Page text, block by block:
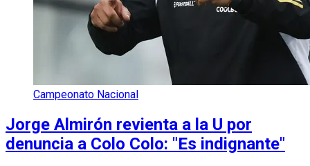
Campeonato Nacional
Jorge Almirón revienta a la U por
denuncia a Colo Colo: "Es indignante"